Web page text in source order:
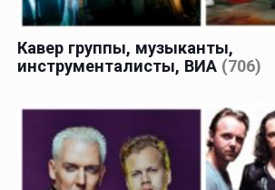
Кавер группы, музыканты,
инструменталисты, ВИА (706)